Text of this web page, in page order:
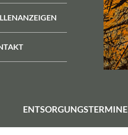
ENTSORGUNGSTERMINE